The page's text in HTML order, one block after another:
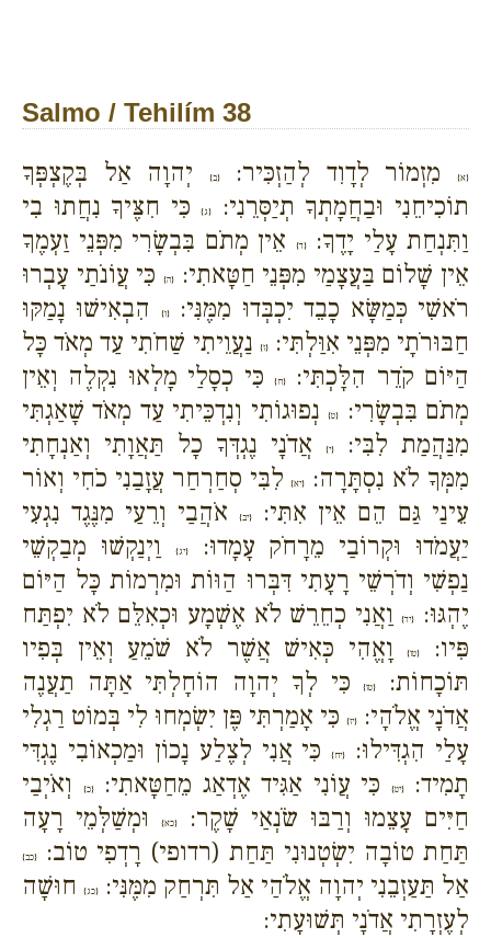
Salmo / Tehilím 38
{א}מִזְמוֹר לְדָוִד לְהַזְכִּיר:{ב}
יְהוָה אַל בְּקֶצְפְּךָ
תוֹכִיחֵנִי וּבַחֲמָתְךָ תְיַסְּרֵנִי:
{ג}כִּי חִצֶּיךָ נִחֲתוּ בִי
וַתִּנְחַת עָלַי יָדֶךָ:{ד}
אֵין מְתֹם בִּבְשָׂרִי מִפְּנֵי זַעְמֶךָ
אֵין שָׁלוֹם בַּעֲצָמַי מִפְּנֵי חַטָּאתִי:{ה}
כִּי עֲוֹנֹתַי עָבְרוּ
רֹאשִׁי כְּמַשָּׂא כָבֵד יִכְבְּדוּ מִמֶּנִּי:{ו}
הִבְאִישׁוּ נָמַקּוּ
חַבּוּרֹתָי מִפְּנֵי אִוַּלְתִּי:{ז} נַעֲוֵיתִי שַׁחֹתִי עַד מְאֹד כָּל
הַיּוֹם קֹדֵר הִלָּכְתִּי:{ח}
כִּי כְסָלַי מָלְאוּ נִקְלֶה וְאֵין
מְתֹם בִּבְשָׂרִי:
{ט}נְפוּגוֹתִי וְנִדְכֵּיתִי עַד מְאֹד שָׁאַגְתִּי
מִנַּהֲמַת לִבִּי:
{י}
אֲדֹנָי נֶגְדְּךָ כָל תַּאֲוָתִי וְאַנְחָתִי
מִמְּךָ לֹא נִסְתָּרָה:
{יא}לִבִּי סְחַרְחַר עֲזָבַנִי כֹחִי וְאוֹר
עֵינַי גַּם הֵם אֵין אִתִּי:
{יב}
אֹהֲבַי וְרֵעַי מִנֶּגֶד נִגְעִי
יַעֲמֹדוּ וּקְרוֹבַי מֵרָחֹק עָמָדוּ:{יג}
וַיְנַקְשׁוּ מְבַקְשֵׁי
נַפְשִׁי וְדֹרְשֵׁי רָעָתִי דִּבְּרוּ הַוּוֹת וּמִרְמוֹת כָּל הַיּוֹם
יֶהְגּוּ:
{יד}וַאֲנִי כְחֵרֵשׁ לֹא אֶשְׁמָע וּכְאִלֵּם לֹא יִפְתַּח
פִּיו:
{טו}וָאֱהִי כְּאִישׁ אֲשֶׁר לֹא שֹׁמֵעַ וְאֵין בְּפִיו
תּוֹכָחוֹת:
{טז}כִּי לְךָ יְהוָה הוֹחָלְתִּי אַתָּה תַעֲנֶה
אֲדֹנָי אֱלֹהָי:
{יז} כִּי אָמַרְתִּי פֶּן יִשְׂמְחוּ לִי בְּמוֹט רַגְלִי
עָלַי הִגְדִּילוּ:
{יח}כִּי אֲנִי לְצֶלַע נָכוֹן וּמַכְאוֹבִי נֶגְדִּי
תָמִיד:{יט} כִּי עֲוֹנִי אַגִּיד אֶדְאַג מֵחַטָּאתִי:{כ}
וְאֹיְבַי
חַיִּים עָצֵמוּ וְרַבּוּ שֹׂנְאַי שָׁקֶר:
{כא}
וּמְשַׁלְּמֵי רָעָה
תַּחַת טוֹבָה יִשְׂטְנוּנִי תַּחַת (רדופי) רָדְפִי טוֹב:
{כב}
אַל תַּעַזְבֵנִי יְהוָה אֱלֹהַי אַל תִּרְחַק מִמֶּנִּי: {כג}
חוּשָׁה
לְעֶזְרָתִי אֲדֹנָי תְּשׁוּעָתִי: